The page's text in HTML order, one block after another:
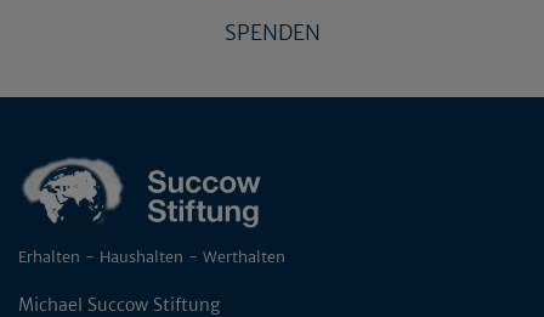
SPENDEN
Erhalten - Haushalten - Werthalten
Michael Succow Stiftung